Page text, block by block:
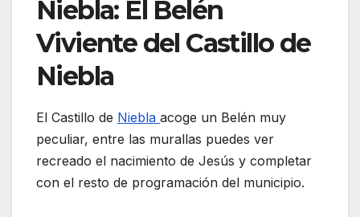
Niebla: El Belén
Viviente del Castillo de
Niebla
El Castillo de Niebla acoge un Belén muy
peculiar, entre las murallas puedes ver
recreado el nacimiento de Jesús y completar
con el resto de programación del municipio.